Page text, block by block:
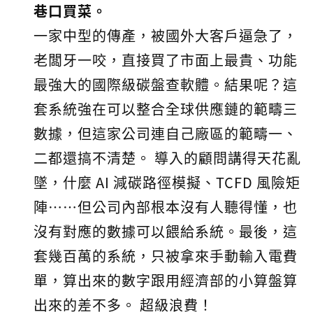
巷口買菜。
一家中型的傳產，被國外大客戶逼急了，
老闆牙一咬，直接買了市面上最貴、功能
最強大的國際級碳盤查軟體。結果呢？這
套系統強在可以整合全球供應鏈的範疇三
數據，但這家公司連自己廠區的範疇一、
二都還搞不清楚。 導入的顧問講得天花亂
墜，什麼 AI 減碳路徑模擬、TCFD 風險矩
陣⋯⋯但公司內部根本沒有人聽得懂，也
沒有對應的數據可以餵給系統。最後，這
套幾百萬的系統，只被拿來手動輸入電費
單，算出來的數字跟用經濟部的小算盤算
出來的差不多。 超級浪費！